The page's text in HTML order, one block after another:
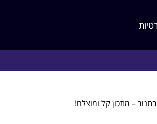
– מתכון קל ומוצלח!